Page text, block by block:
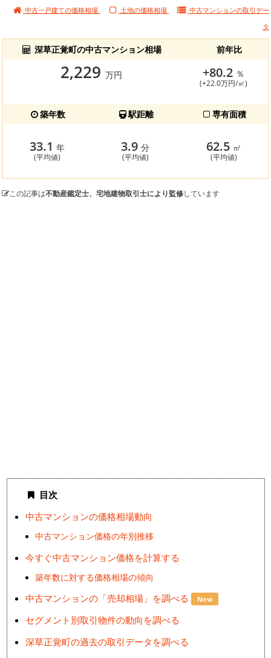
中古一戸建ての価格相場 土地の価格相場 中古マンションの取引デー
タ
深草正覚町の中古マンション相場 前年比
2,229 万円 +80.2 ％
(+22.0万円/㎡)
築年数 駅距離 専有面積
33.1 年
(平均値)
3.9分
(平均値)
62.5 ㎡
(平均値)
この記事は不動産鑑定士、宅地建物取引士により監修しています
目次
中古マンションの価格相場動向
中古マンション価格の年別推移
今すぐ中古マンション価格を計算する
築年数に対する価格相場の傾向
中古マンションの「売却相場」を調べる New
セグメント別取引物件の動向を調べる
深草正覚町の過去の取引データを調べる